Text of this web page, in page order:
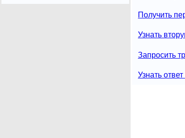
Получить
Узнать
Запросить
Узнать